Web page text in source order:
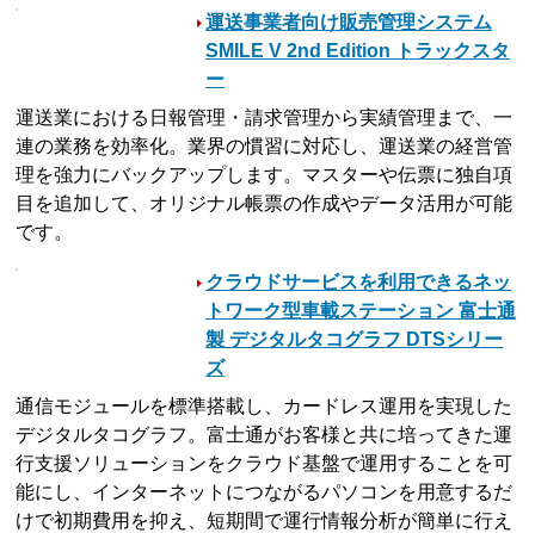
運送事業者向け販売管理システム
SMILE V 2nd Edition トラックスタ
ー
運送業における日報管理・請求管理から実績管理まで、一
連の業務を効率化。業界の慣習に対応し、運送業の経営管
理を強力にバックアップします。マスターや伝票に独自項
目を追加して、オリジナル帳票の作成やデータ活用が可能
です。
クラウドサービスを利用できるネッ
トワーク型車載ステーション 富士通
製 デジタルタコグラフ DTSシリー
ズ
通信モジュールを標準搭載し、カードレス運用を実現した
デジタルタコグラフ。富士通がお客様と共に培ってきた運
行支援ソリューションをクラウド基盤で運用することを可
能にし、インターネットにつながるパソコンを用意するだ
けで初期費用を抑え、短期間で運行情報分析が簡単に行え